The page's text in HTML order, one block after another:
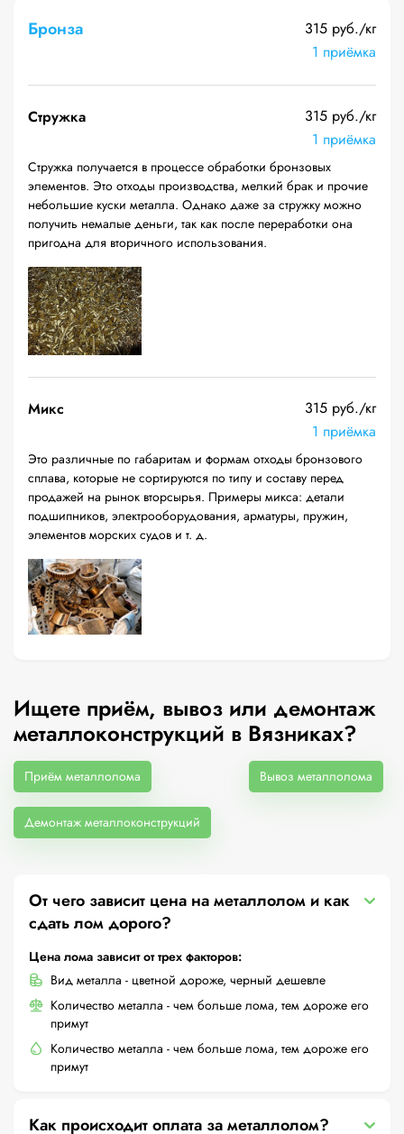
Бронза
315 руб./кг
1 приёмка
Стружка
315 руб./кг
1 приёмка
Стружка получается в процессе обработки бронзовых
элементов. Это отходы производства, мелкий брак и прочие
небольшие куски металла. Однако даже за стружку можно
получить немалые деньги, так как после переработки она
пригодна для вторичного использования.
Микс
315 руб./кг
1 приёмка
Это различные по габаритам и формам отходы бронзового
сплава, которые не сортируются по типу и составу перед
продажей на рынок вторсырья. Примеры микса: детали
подшипников, электрооборудования, арматуры, пружин,
элементов морских судов и т. д.
Ищете приём, вывоз или демонтаж
металлоконструкций в Вязниках?
Приём металлолома Вывоз металлолома
Демонтаж металлоконструкций
От чего зависит цена на металлолом и как
сдать лом дорого?
Цена лома зависит от трех факторов:
Вид металла - цветной дороже, черный дешевле
Количество металла - чем больше лома, тем дороже его
примут
Количество металла - чем больше лома, тем дороже его
примут
Как происходит оплата за металлолом?